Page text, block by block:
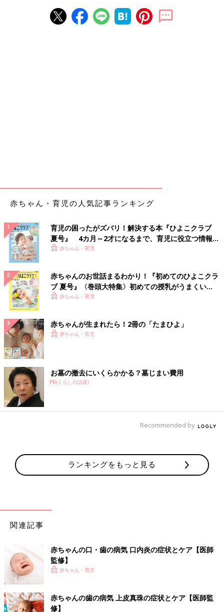
「口内炎（こうないえん）は、病気などで体力が落ちているとき
●ヘルペス性口内炎
「ヘルペス性口内炎は、ヘルペスウイルスが原因の炎症です。38
～40度の高熱が出て、よだれが増えます。口内に刺激痛があるの
で、離乳食を食べられなくなります」
ケア【医師監修】
赤ちゃんの病気【口内炎】って？おっぱいやミ
ルクの飲みが悪くなったり食欲が落ちたら、脱
口の中に白っぽいカスがつく【鵞口瘡（口腔カンジ
ダ症）】
「鵞口瘡（がこうそう）は口腔（こうくう）カンジダ症とも呼ば
れ、カンジダ菌というカビの一種が増殖し、頰の内側や舌の表
面、歯ぐきなどに白い乳カスのような点々がついたり、地図状に
広がったりします。
感染することが多いですが、不潔なガーゼやママの乳首、哺乳び
うにします。症状が広がる場合は、受診しましょう」
歯ぐきに歯のような粒ができる【上皮真珠】
「上皮真珠（じょうひしんじゅ）とは、歯のような白くてかたい
は、米粒大から小さな真珠大の、白くてややかたい半球状の粒が
赤ちゃん・育児の人気記事ランキング
育児の困ったがズバリ！解決する本『ひよこクラブ
夏号』 4カ月～2才になるまで、育児に役立つ情報が
いっぱい！
赤ちゃん・育児
赤ちゃんのお世話まるわかり！『初めてのひよこクラ
ブ 夏号』〈巻頭大特集〉初めての授乳がうまくい
く！ おっぱい・ミルクの基本と夏のトラブル 解決テ
赤ちゃん・育児
赤ちゃんが生まれたら！2冊の「たまひよ」
赤ちゃん・育児
お墓の撤去にいくらかかる？墓じまい費用
PR(くらしの話題)
Recommended by
ランキングをもっと見る
関連記事
赤ちゃんの口・歯の病気 口内炎の症状とケア【医師
監修】
赤ちゃん・育児
赤ちゃんの歯の病気 上皮真珠の症状とケア【医師監
修】